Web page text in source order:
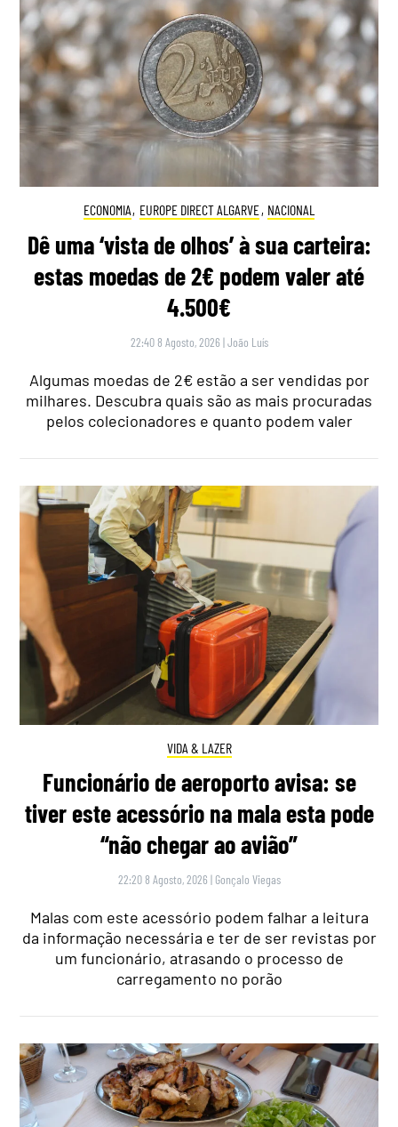
ECONOMIA, EUROPE DIRECT ALGARVE, NACIONAL
Dê uma ‘vista de olhos’ à sua carteira:
estas moedas de 2€ podem valer até
4.500€
22:40 8 Agosto, 2026 |João Luís
Algumas moedas de 2€ estão a ser vendidas por
milhares. Descubra quais são as mais procuradas
pelos colecionadores e quanto podem valer
VIDA & LAZER
Funcionário de aeroporto avisa: se
tiver este acessório na mala esta pode
“não chegar ao avião”
22:20 8 Agosto, 2026 | Gonçalo Viegas
Malas com este acessório podem falhar a leitura
da informação necessária e ter de ser revistas por
um funcionário, atrasando o processo de
carregamento no porão